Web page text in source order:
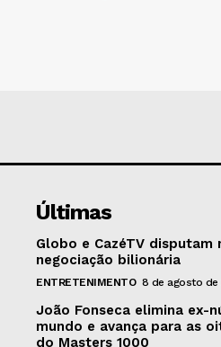
Últimas
Globo e CazéTV disputam
negociação bilionária
ENTRETENIMENTO 8 de agosto de
João Fonseca elimina ex-
mundo e avança para as
do Masters 1000